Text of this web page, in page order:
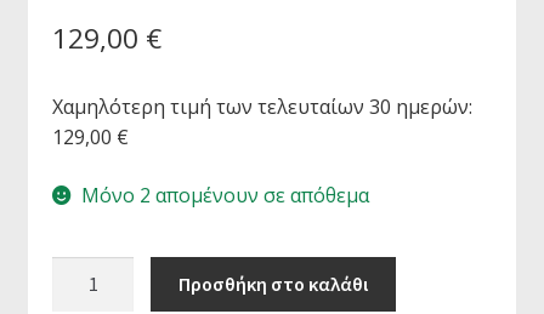
129,00 €
Χαμηλότερη τιμή των τελευταίων 30 ημερών:
129,00 €
Μόνο 2 απομένουν σε απόθεμα
Προσθήκη στο καλάθι